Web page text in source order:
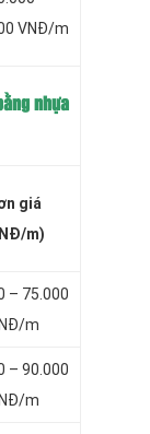
VNĐ/m
nhựa
giá
m)
– 75.000
m
– 90.000
m